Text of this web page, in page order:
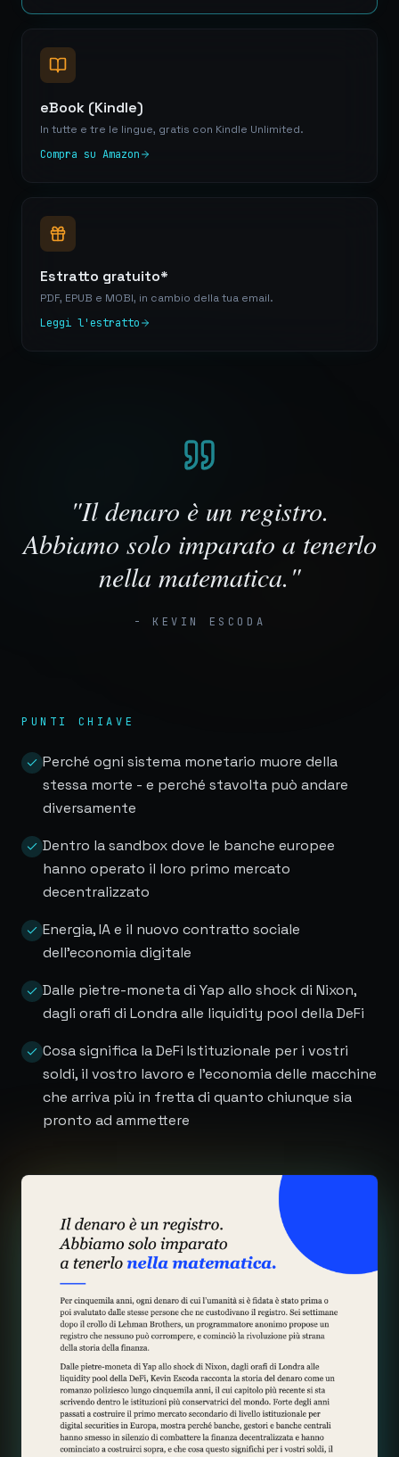
eBook (Kindle)
In tutte e tre le lingue, gratis con Kindle Unlimited.
Compra su Amazon
Estratto gratuito*
PDF, EPUB e MOBI, in cambio della tua email.
Leggi l'estratto
"Il denaro è un registro.
Abbiamo solo imparato a tenerlo
nella matematica. "
- KEVIN ESCODA
PUNTI CHIAVE
Perché ogni sistema monetario muore della
stessa morte - e perché stavolta può andare
diversamente
Dentro la sandbox dove le banche europee
hanno operato il loro primo mercato
decentralizzato
Energia, IA e il nuovo contratto sociale
dell'economia digitale
Dalle pietre-moneta di Yap allo shock di Nixon,
dagli orafi di Londra alle liquidity pool della DeFi
Cosa significa la DeFi Istituzionale per i vostri
soldi, il vostro lavoro e l'economia delle macchine
che arriva più in fretta di quanto chiunque sia
pronto ad ammettere